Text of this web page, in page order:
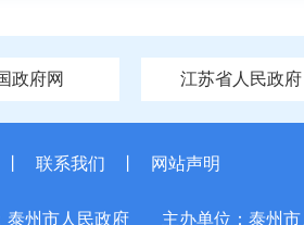
政府网 江苏省人民政府
联系我们 网站声明
泰州市人民政府 主办单位：泰州